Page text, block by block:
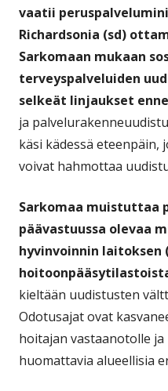
vaatii
Richardsonia (sd)
Sarkomaan mukaan
terveyspalveluiden
selkeät linjaukset
ja
käsi kädessä
voivat hahmottaa
Sarkomaa muistuttaa
päävastuussa olevaa
hyvinvoinnin laitoksen
kieltään uudistusten
Odotusajat ovat
hoitajan vastaanotolle
huomattavia alueellisia